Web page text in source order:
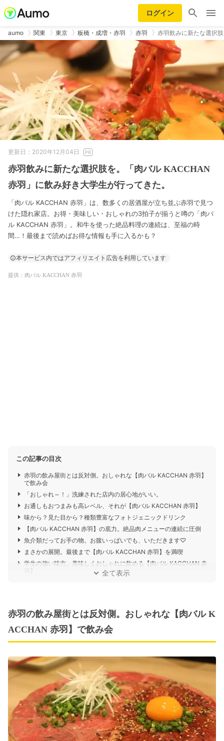
ログイン
aumo 関東 東京 板橋・成増・赤羽 赤羽 赤羽飲みに新たな選択
更新日：2020年12月04日
赤羽飲みに新たな選択肢を。「肉バル KACCHAN
赤羽」に飲み好き大学生が行ってきた。
「肉バル KACCHAN 赤羽」は、数多くの居酒屋が立ち並ぶ赤羽で見つ
けた隠れ家店。お得・美味しい・おしゃれの3拍子が揃うと噂の「肉バ
ル KACCHAN 赤羽」。和牛を使った絶品料理の連続は、至福の時
間…！最後まで読めばお得な情報も手に入るかも？
本サービス内ではアフィリエイト広告を利用しています
提供：肉バル KACCHAN 赤羽
この記事の目次
赤羽の飲み屋街とは反対側。おしゃれな【肉バル KACCHAN 赤羽】
で飲み会
「おしゃれ～！」洗練された店内の居心地がいい。
お通しもおつまみも高レベル、それが【肉バル KACCHAN 赤羽】
味から？見た目から？種類豊富なフォトジェニックドリンク
【肉バル KACCHAN 赤羽】の底力。絶品肉メニューの連続に圧倒
魚介類だってお手の物。お腹いっぱいでも、いただきます♡
まさかの展開。最後まで【肉バル KACCHAN 赤羽】を満喫
学生の強い味方。美味しくおしゃれに飲める【肉バル KACCHAN 赤
羽】
全て表示
赤羽の飲み屋街とは反対側。おしゃれな【肉バル K
ACCHAN 赤羽】で飲み会